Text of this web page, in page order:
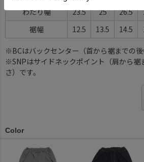
わたり幅
23.5 25 26.5
裾幅
12.5 13.5 14.5
※BCはバックセンター（首から裾までの後
※SNPはサイドネックポイント（肩から裾
さ）です。
Color